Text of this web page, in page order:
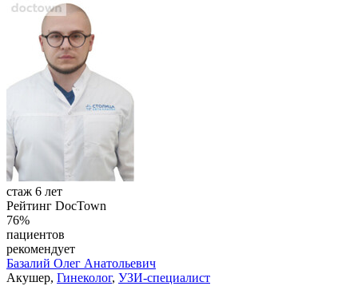
стаж 6 лет
Рейтинг DocTown
76%
пациентов
рекомендует
Базалий Олег Анатольевич
Акушер, Гинеколог, УЗИ-специалист